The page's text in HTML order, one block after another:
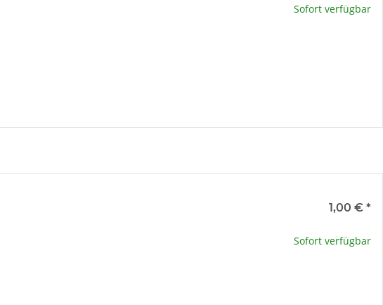
Sofort verfügbar
1,00 € *
Sofort verfügbar